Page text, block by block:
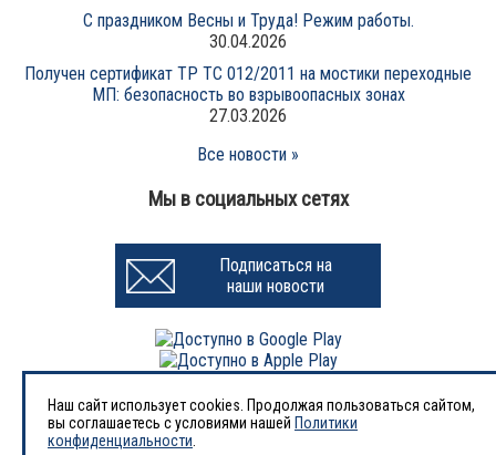
С праздником Весны и Труда! Режим работы.
30.04.2026
Получен сертификат ТР ТС 012/2011 на мостики переходные
МП: безопасность во взрывоопасных зонах
27.03.2026
Все новости »
Мы в социальных сетях
Подписаться на
наши новости
1998-2026 © Завод «АВРОРА-НЕФТЬ»
ООО «Завод нефтегазового оборудования «АВРОРА-НЕФТЬ»
Наш сайт использует cookies. Продолжая пользоваться сайтом,
вы соглашаетесь с условиями нашей Политики
конфиденциальности